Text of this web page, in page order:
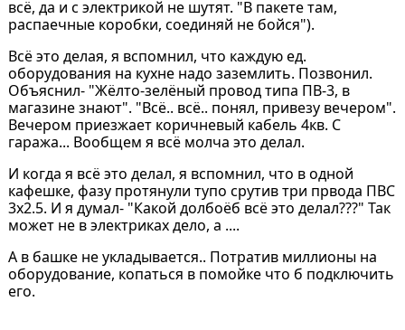
всё, да и с электрикой не шутят. "В пакете там,
распаечные коробки, соединяй не бойся").
Всё это делая, я вспомнил, что каждую ед.
оборудования на кухне надо заземлить. Позвонил.
Объяснил- "Жёлто-зелёный провод типа ПВ-3, в
магазине знают". "Всё.. всё.. понял, привезу вечером".
Вечером приезжает коричневый кабель 4кв. С
гаража... Вообщем я всё молча это делал.
И когда я всё это делал, я вспомнил, что в одной
кафешке, фазу протянули тупо срутив три првода ПВС
3x2.5. И я думал- "Какой долбоёб всё это делал???" Так
может не в электриках дело, а ....
А в башке не укладывается.. Потратив миллионы на
оборудование, копаться в помойке что б подключить
его.